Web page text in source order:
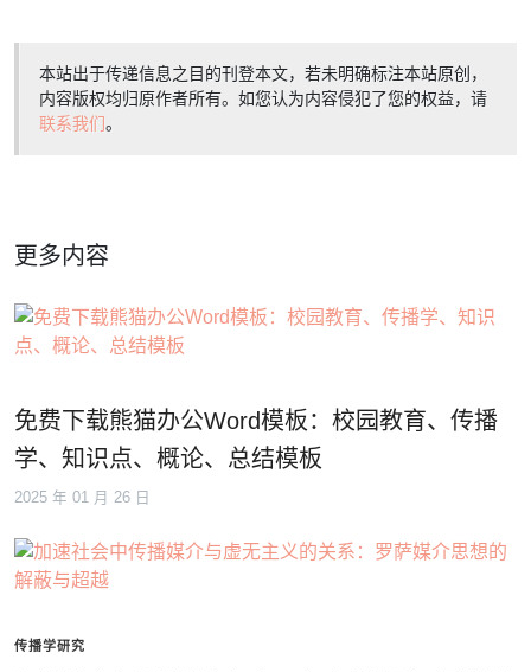
本站出于传递信息之目的刊登本文，若未明确标注本站原创，
内容版权均归原作者所有。如您认为内容侵犯了您的权益，请
联系我们。
更多内容
免费下载熊猫办公Word模板：校园教育、传播
学、知识点、概论、总结模板
2025 年 01 月 26 日
传播学研究